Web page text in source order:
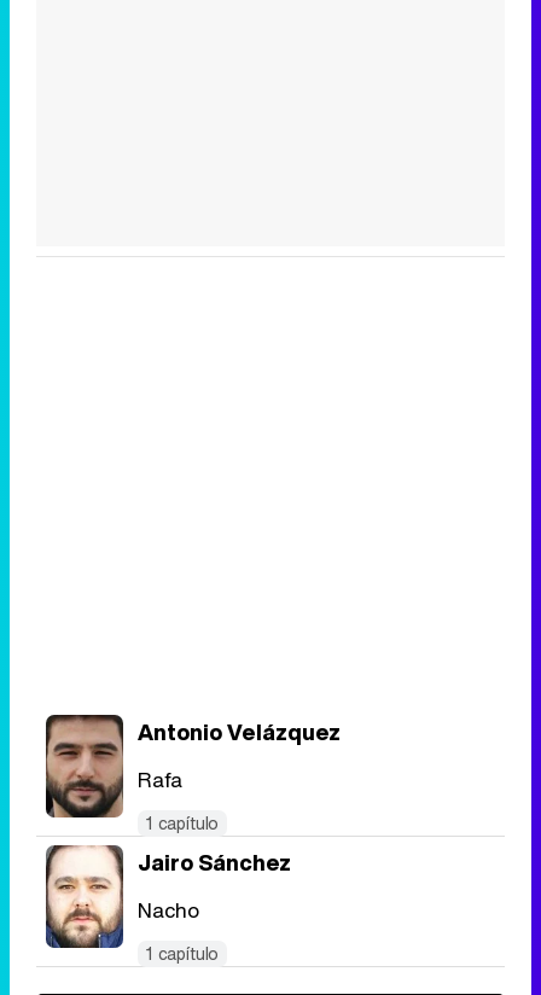
Antonio Velázquez
Rafa
1 capítulo
Jairo Sánchez
Nacho
1 capítulo